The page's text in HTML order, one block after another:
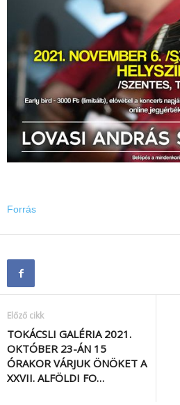
Forrás
Előző cikk
TOKÁCSLI GALÉRIA 2021.
OKTÓBER 23-ÁN 15
ÓRAKOR VÁRJUK ÖNÖKET A
XXVII. ALFÖLDI FO…